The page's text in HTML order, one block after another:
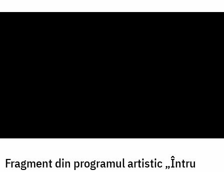
Fragment din programul artistic „Întru